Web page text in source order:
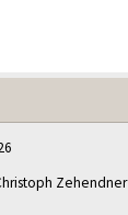
Zehendner